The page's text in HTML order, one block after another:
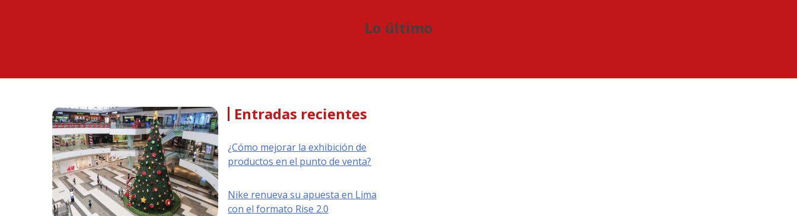
Lo último
Entradas recientes
¿Cómo mejorar la exhibición de
productos en el punto de venta?
Nike renueva su apuesta en Lima
con el formato Rise 2.0